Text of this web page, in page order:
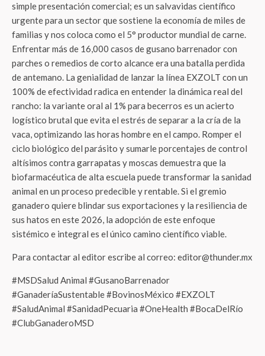
simple presentación comercial; es un salvavidas científico
urgente para un sector que sostiene la economía de miles de
familias y nos coloca como el 5° productor mundial de carne.
Enfrentar más de 16,000 casos de gusano barrenador con
parches o remedios de corto alcance era una batalla perdida
de antemano. La genialidad de lanzar la línea EXZOLT con un
100% de efectividad radica en entender la dinámica real del
rancho: la variante oral al 1% para becerros es un acierto
logístico brutal que evita el estrés de separar a la cría de la
vaca, optimizando las horas hombre en el campo. Romper el
ciclo biológico del parásito y sumarle porcentajes de control
altísimos contra garrapatas y moscas demuestra que la
biofarmacéutica de alta escuela puede transformar la sanidad
animal en un proceso predecible y rentable. Si el gremio
ganadero quiere blindar sus exportaciones y la resiliencia de
sus hatos en este 2026, la adopción de este enfoque
sistémico e integral es el único camino científico viable.
Para contactar al editor escribe al correo: editor@thunder.mx
#MSDSalud Animal #GusanoBarrenador
#GanaderíaSustentable #BovinosMéxico #EXZOLT
#SaludAnimal #SanidadPecuaria #OneHealth #BocaDelRío
#ClubGanaderoMSD